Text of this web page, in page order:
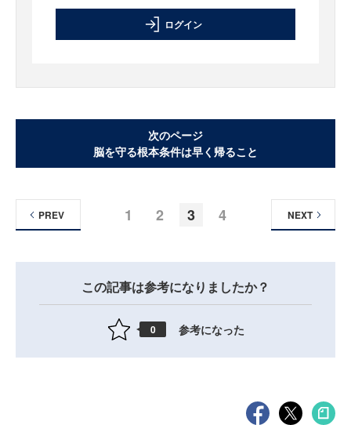
ログイン
次のページ
脳を守る根本条件は早く帰ること
1 2 3 4
PREV NEXT
この記事は参考になりましたか？
0 参考になった